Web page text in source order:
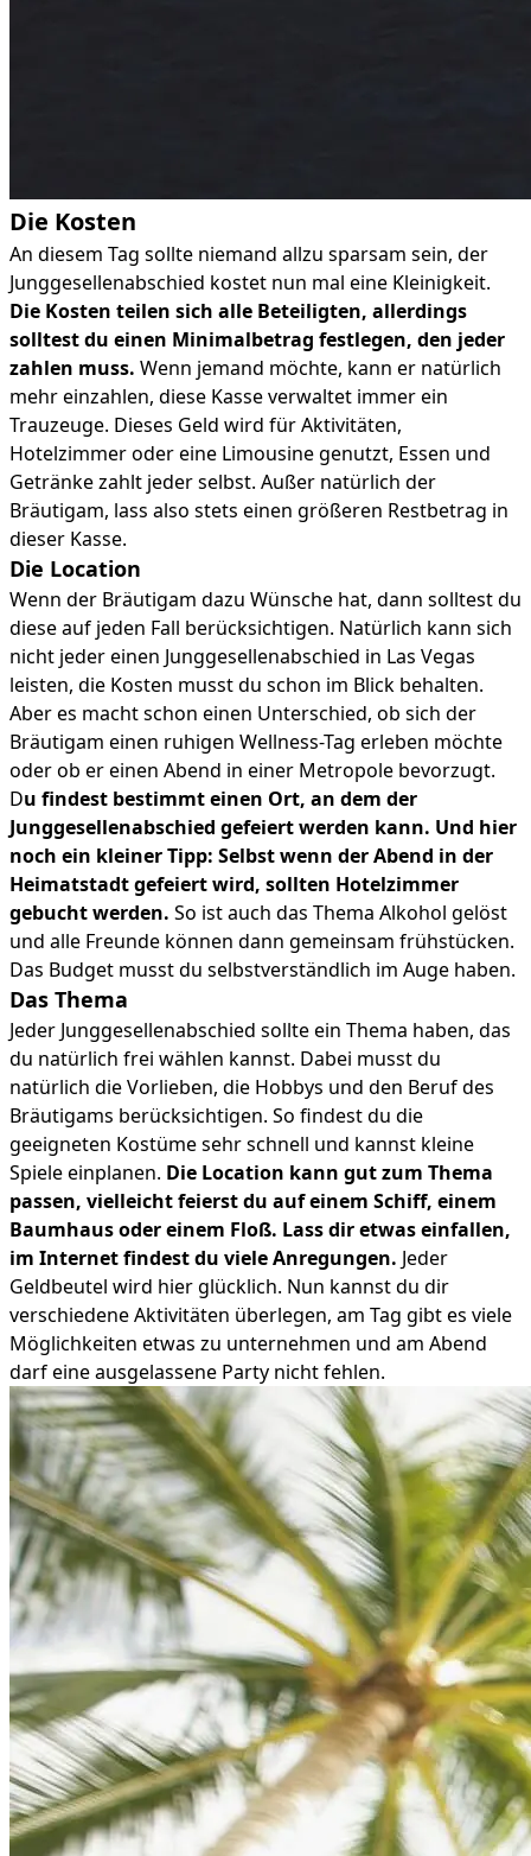
Die Kosten
An diesem Tag sollte niemand allzu sparsam sein, der
Junggesellenabschied kostet nun mal eine Kleinigkeit.
Die Kosten teilen sich alle Beteiligten, allerdings
solltest du einen Minimalbetrag festlegen, den jeder
zahlen muss. Wenn jemand möchte, kann er natürlich
mehr einzahlen, diese Kasse verwaltet immer ein
Trauzeuge. Dieses Geld wird für Aktivitäten,
Hotelzimmer oder eine Limousine genutzt, Essen und
Getränke zahlt jeder selbst. Außer natürlich der
Bräutigam, lass also stets einen größeren Restbetrag in
dieser Kasse.
Die Location
Wenn der Bräutigam dazu Wünsche hat, dann solltest du
diese auf jeden Fall berücksichtigen. Natürlich kann sich
nicht jeder einen Junggesellenabschied in Las Vegas
leisten, die Kosten musst du schon im Blick behalten.
Aber es macht schon einen Unterschied, ob sich der
Bräutigam einen ruhigen Wellness-Tag erleben möchte
oder ob er einen Abend in einer Metropole bevorzugt.
Du findest bestimmt einen Ort, an dem der
Junggesellenabschied gefeiert werden kann. Und hier
noch ein kleiner Tipp: Selbst wenn der Abend in der
Heimatstadt gefeiert wird, sollten Hotelzimmer
gebucht werden. So ist auch das Thema Alkohol gelöst
und alle Freunde können dann gemeinsam frühstücken.
Das Budget musst du selbstverständlich im Auge haben.
Das Thema
Jeder Junggesellenabschied sollte ein Thema haben, das
du natürlich frei wählen kannst. Dabei musst du
natürlich die Vorlieben, die Hobbys und den Beruf des
Bräutigams berücksichtigen. So findest du die
geeigneten Kostüme sehr schnell und kannst kleine
Spiele einplanen. Die Location kann gut zum Thema
passen, vielleicht feierst du auf einem Schiff, einem
Baumhaus oder einem Floß. Lass dir etwas einfallen,
im Internet findest du viele Anregungen. Jeder
Geldbeutel wird hier glücklich. Nun kannst du dir
verschiedene Aktivitäten überlegen, am Tag gibt es viele
Möglichkeiten etwas zu unternehmen und am Abend
darf eine ausgelassene Party nicht fehlen.